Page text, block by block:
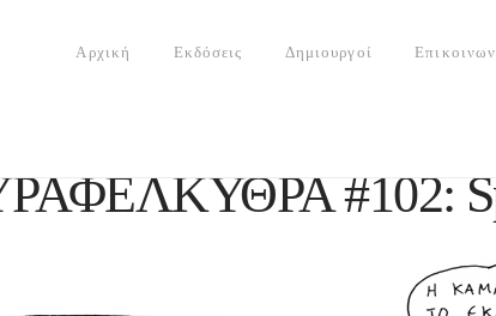
Αρχική Εκδόσεις Δημιουργοί
#102: